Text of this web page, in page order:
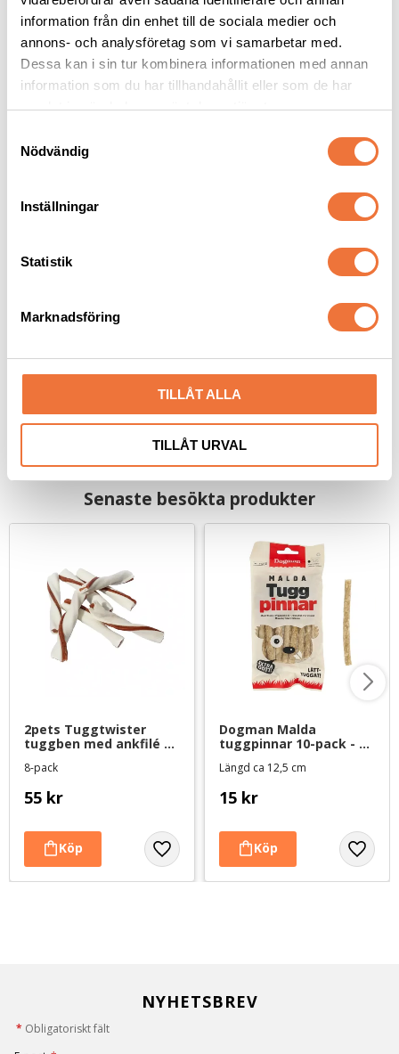
information från din enhet till de sociala medier och
annons- och analysföretag som vi samarbetar med.
Dessa kan i sin tur kombinera informationen med annan
information som du har tillhandahållit eller som de har
samlat in när du har använt deras tjänster.
Nödvändig
Inställningar
Statistik
Marknadsföring
TILLÅT ALLA
TILLÅT URVAL
Andra köpte även
4Dogs Belöningsgodis
Fasan ca 100 g
49kr
Dogman bajspåsar
med knythandtag 50-
29kr
Senaste besökta produkter
2pets Tuggtwister
tuggben med ankfilé
8-pack
55 kr
Dogman Malda
tuggpinnar 10-pack -
Längd ca 12,5 cm
15 kr
NYHETSBREV
* Obligatoriskt fält